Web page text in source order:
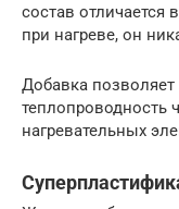
состав отличается
при нагреве, он
Добавка позволяет
теплопроводность
нагревательных